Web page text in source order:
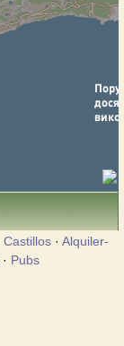
Castillos· Alquiler-
· Pubs